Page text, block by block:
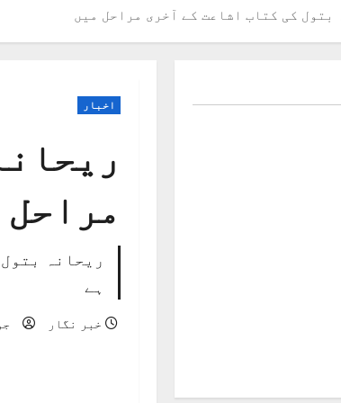
بتول کی کتاب اشاعت کے آخری مراحل میں
اخبار
ہے
خبر نگار